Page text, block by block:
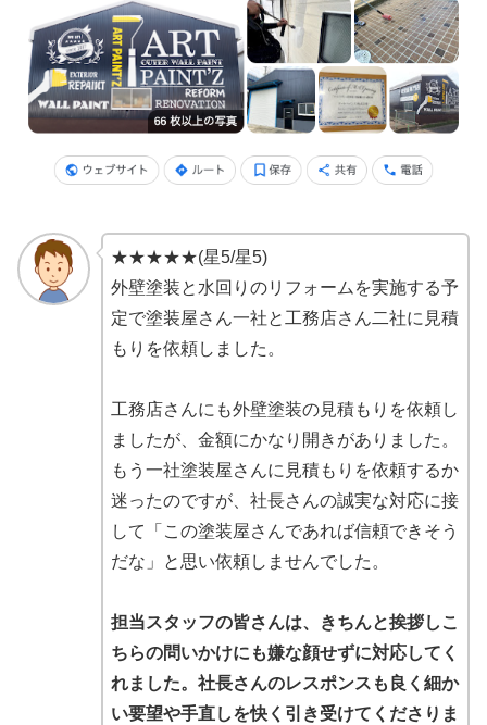
★★★★★(星5/星5)
外壁塗装と水回りのリフォームを実施する予
定で塗装屋さん一社と工務店さん二社に見積
もりを依頼しました。
工務店さんにも外壁塗装の見積もりを依頼し
ましたが、金額にかなり開きがありました。
もう一社塗装屋さんに見積もりを依頼するか
迷ったのですが、社長さんの誠実な対応に接
して「この塗装屋さんであれば信頼できそう
だな」と思い依頼しませんでした。
担当スタッフの皆さんは、きちんと挨拶しこ
ちらの問いかけにも嫌な顔せずに対応してく
れました。社長さんのレスポンスも良く細か
い要望や手直しを快く引き受けてくださりま